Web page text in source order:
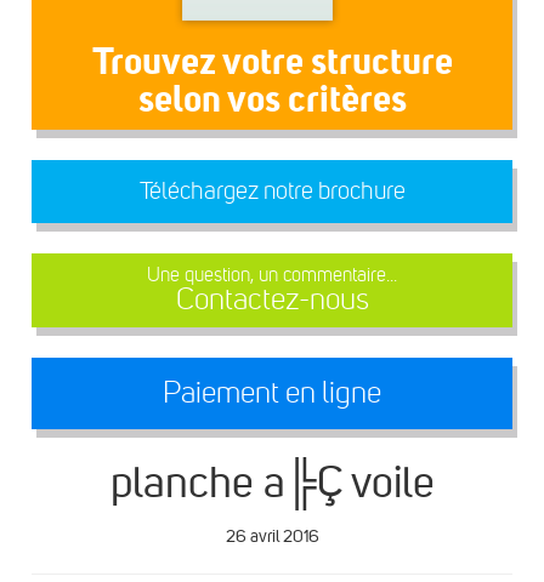
Trouvez votre structure
selon vos critères
Téléchargez notre brochure
Une question, un commentaire...
Contactez-nous
Paiement en ligne
planche a╠Ç voile
26 avril 2016